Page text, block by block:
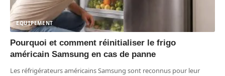
EQUIPEMENT
Pourquoi et comment réinitialiser le frigo
américain Samsung en cas de panne
Les réfrigérateurs américains Samsung sont reconnus pour leur